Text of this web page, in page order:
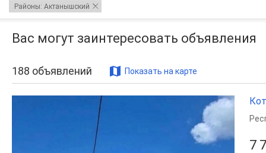
Районы: Актанышский
Вас могут заинтересовать объявления
188 объявлений Показать на карте
7